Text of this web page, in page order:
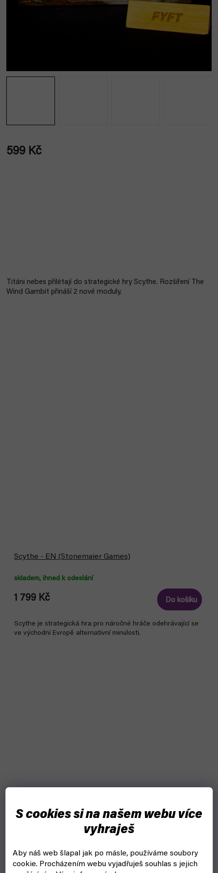
S cookies si na našem webu více
vyhraješ
Aby náš web šlapal jak po másle, používáme soubory
cookie. Procházením webu vyjadřuješ souhlas s jejich
599 Kč
Titáni nebes přilétají do strategické hry Scythe. Rozšíření The
Wind Gambit přináší 2 nové moduly.
Scythe - EN (Stonemaier Games)
skladem, ihned k odeslání
1 799 Kč Do košíku
Scythe je strategická hra pro náročné hráče odehrávající se
ve východní Evropě alternativní minulosti.
Scythe: Metal coins (Stonemaier Games)